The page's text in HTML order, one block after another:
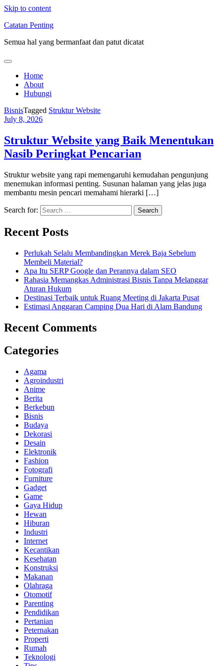
Skip to content
Catatan Penting
Semua hal yang bermanfaat dan patut dicatat
Home
About
Hubungi
BisnisTagged Struktur Website
July 8, 2026
Struktur Website yang Baik Menentukan
Nasib Peringkat Pencarian
Struktur website yang rapi memengaruhi kemudahan pengunjung
menemukan informasi penting. Susunan halaman yang jelas juga
membantu mesin pencari memahami hierarki […]
Search for:
Recent Posts
Perlukah Selalu Membandingkan Merek Baja Sebelum
Membeli Material?
Apa Itu SERP Google dan Perannya dalam SEO
Rahasia Memangkas Administrasi Bisnis Tanpa Melanggar
Aturan Hukum
Destinasi Terbaik untuk Ruang Meeting di Jakarta Pusat
Estimasi Anggaran Camping Dua Hari di Alam Bandung
Recent Comments
Categories
Agama
Agroindustri
Anime
Berita
Berkebun
Bisnis
Budaya
Dekorasi
Desain
Elektronik
Fashion
Fotografi
Furniture
Gadget
Game
Gaya Hidup
Hewan
Hiburan
Industri
Internet
Kecantikan
Kesehatan
Konstruksi
Makanan
Olahraga
Otomotif
Parenting
Pendidikan
Pertanian
Peternakan
Properti
Rumah
Teknologi